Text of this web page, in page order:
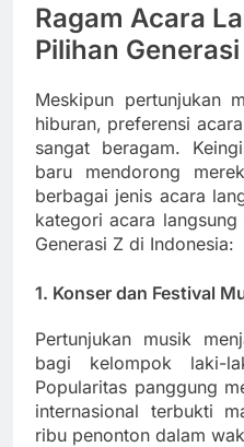
Ragam Acara
Pilihan Generasi
Meskipun pertunjukan
hiburan, preferensi
sangat beragam.
baru mendorong
berbagai jenis acara
kategori acara
Generasi Z di Indonesia:
1. Konser dan Festival
Pertunjukan musik
bagi kelompok laki-
Popularitas panggung
internasional terbukti
ribu penonton dalam